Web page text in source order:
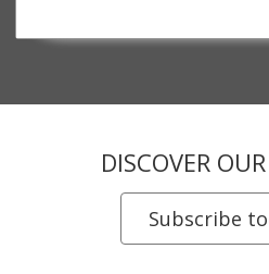
DISCOVER
Subscribe